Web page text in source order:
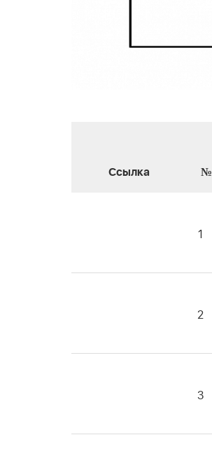
Ссылка №
1
2
3